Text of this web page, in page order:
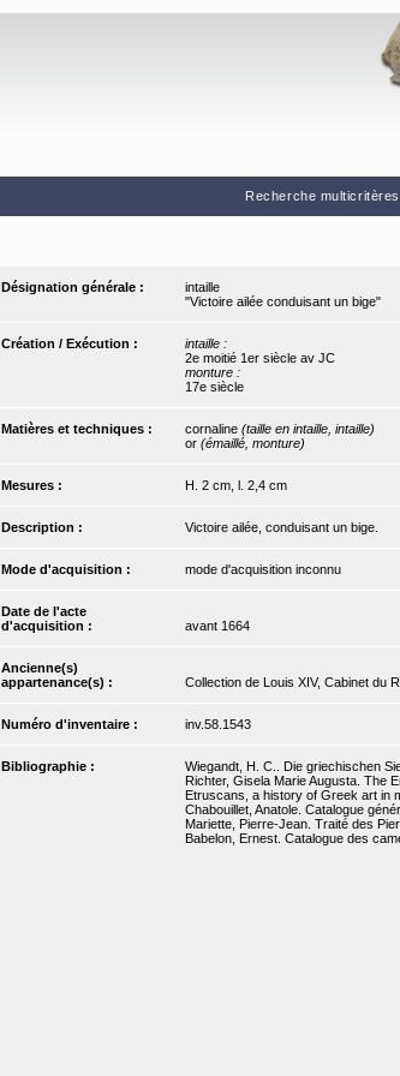
Recherche multicritères
Désignation générale :
intaille
"Victoire ailée conduisant un bige"
Création / Exécution :
intaille :
2e moitié 1er siècle av JC
monture :
17e siècle
Matières et techniques : cornaline (taille en intaille, intaille)
or (émaillé, monture)
Mesures : H. 2 cm, l. 2,4 cm
Description : Victoire ailée, conduisant un bige.
Mode d'acquisition : mode d'acquisition inconnu
Date de l'acte
d'acquisition :
avant 1664
Ancienne(s)
appartenance(s) :
Collection de Louis XIV, Cabinet du
Numéro d'inventaire : inv.58.1543
Bibliographie :
Wiegandt, H. C.. Die griechischen
Richter, Gisela Marie Augusta. The
Etruscans, a history of Greek art in
Chabouillet, Anatole. Catalogue
Mariette, Pierre-Jean. Traité des
Babelon, Ernest. Catalogue des